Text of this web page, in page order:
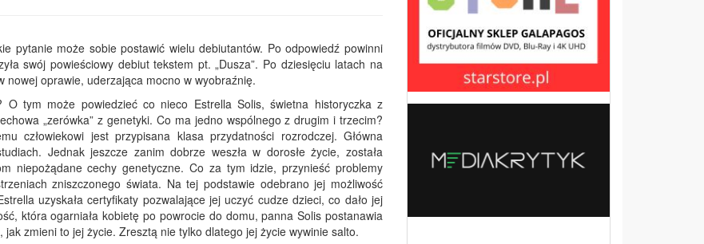
pytanie może sobie postawić wielu debiutantów. Po odpowiedź powinni
swój powieściowy debiut tekstem pt. „Dusza”. Po dziesięciu latach na
nowej oprawie, uderzająca mocno w wyobraźnię.
O tym może powiedzieć co nieco Estrella Solis, świetna historyczka z
„zerówka” z genetyki. Co ma jedno wspólnego z drugim i trzecim?
człowiekowi jest przypisana klasa przydatności rozrodczej. Główna
Jednak jeszcze zanim dobrze weszła w dorosłe życie, została
niepożądane cechy genetyczne. Co za tym idzie, przynieść problemy
zniszczonego świata. Na tej podstawie odebrano jej możliwość
uzyskała certyfikaty pozwalające jej uczyć cudze dzieci, co dało jej
która ogarniała kobietę po powrocie do domu, panna Solis postanawia
zmieni to jej życie. Zresztą nie tylko dlatego jej życie wywinie salto.